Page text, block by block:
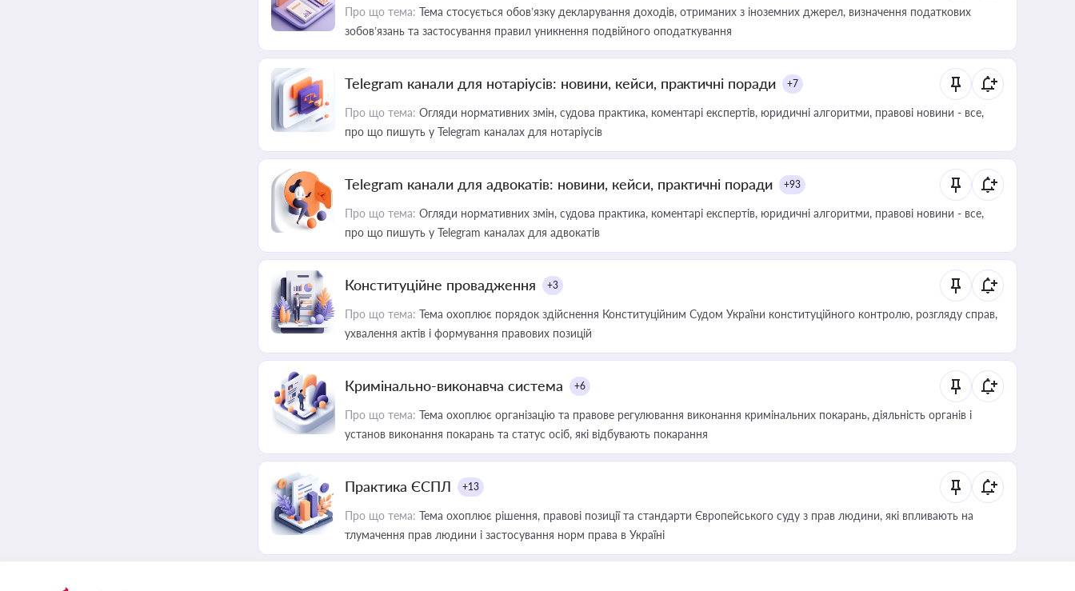
Про що тема: Тема стосується обов’язку декларування доходів, отриманих з іноземних джерел, визначення податкових
зобов’язань та застосування правил уникнення подвійного оподаткування
Telegram канали для нотаріусів: новини, кейси, практичні поради +7
Про що тема: Огляди нормативних змін, судова практика, коментарі експертів, юридичні алгоритми, правові новини - все,
про що пишуть у Telegram каналах для нотаріусів
Telegram канали для адвокатів: новини, кейси, практичні поради +93
Про що тема: Огляди нормативних змін, судова практика, коментарі експертів, юридичні алгоритми, правові новини - все,
про що пишуть у Telegram каналах для адвокатів
Конституційне провадження +3
Про що тема: Тема охоплює порядок здійснення Конституційним Судом України конституційного контролю, розгляду справ,
ухвалення актів і формування правових позицій
Кримінально-виконавча система +6
Про що тема: Тема охоплює організацію та правове регулювання виконання кримінальних покарань, діяльність органів і
установ виконання покарань та статус осіб, які відбувають покарання
Практика ЄСПЛ +13
Про що тема: Тема охоплює рішення, правові позиції та стандарти Європейського суду з прав людини, які впливають на
тлумачення прав людини і застосування норм права в Україні